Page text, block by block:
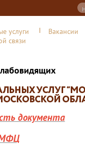
услуги Вакансии
связи
документа
МФЦ